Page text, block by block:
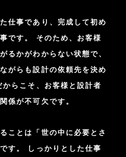
仕事であり、 完成して初め
です。
そのため、お客様
るかがわからない状態で、
がらも設計の依頼先を決め
からこそ、お客様と設計者
係が不可欠です。
ことは「世の中に必要とさ
す。
しっかりとした仕事